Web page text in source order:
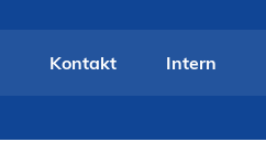
Kontakt Intern